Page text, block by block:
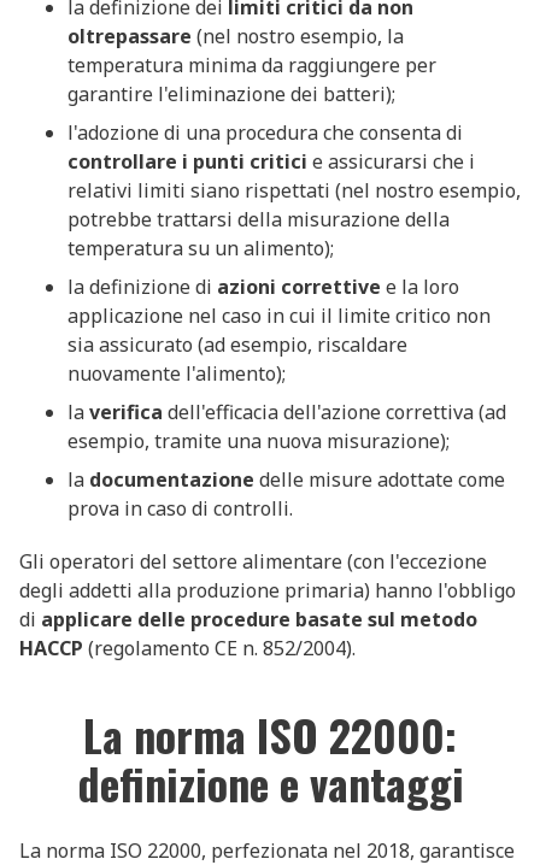
la definizione dei limiti critici da non
oltrepassare (nel nostro esempio, la
temperatura minima da raggiungere per
garantire l'eliminazione dei batteri);
l'adozione di una procedura che consenta di
controllare i punti critici e assicurarsi che i
relativi limiti siano rispettati (nel nostro esempio,
potrebbe trattarsi della misurazione della
temperatura su un alimento);
la definizione di azioni correttive e la loro
applicazione nel caso in cui il limite critico non
sia assicurato (ad esempio, riscaldare
nuovamente l'alimento);
laverifica dell'efficacia dell'azione correttiva (ad
esempio, tramite una nuova misurazione);
la documentazione delle misure adottate come
prova in caso di controlli.
Gli operatori del settore alimentare (con l'eccezione
degli addetti alla produzione primaria) hanno l'obbligo
di applicare delle procedure basate sul metodo
HACCP (regolamento CE n. 852/2004).
La norma ISO 22000:
definizione e vantaggi
La norma ISO 22000, perfezionata nel 2018, garantisce